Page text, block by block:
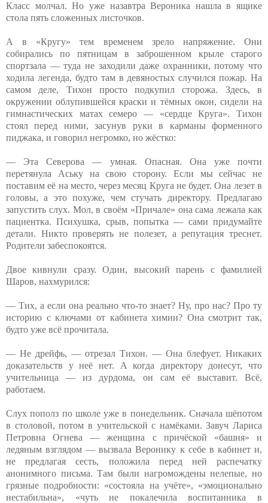
Класс молчал. Но уже назавтра Вероника нашла в ящике
стола пять сложенных листочков.
А в «Кругу» тем временем зрело напряжение. Они
собирались по пятницам в заброшенном крыле старого
спортзала — туда не заходили даже охранники, потому что
ходила легенда, будто там в девяностых случился пожар. На
самом деле, Тихон просто подкупил сторожа. Здесь, в
окружении облупившейся краски и тёмных окон, сидели на
гимнастических матах семеро — «сердце Круга». Тихон
стоял перед ними, засунув руки в карманы форменного
пиджака, и говорил негромко, но жёстко:
— Эта Северова — умная. Опасная. Она уже почти
перетянула Аську на свою сторону. Если мы сейчас не
поставим её на место, через месяц Круга не будет. Она лезет в
головы, а это похуже, чем стучать директору. Предлагаю
запустить слух. Мол, в своём «Причале» она сама лежала как
пациентка. Психушка, срыв, попытка — сами придумайте
детали. Никто проверять не полезет, а репутация треснет.
Родители забеспокоятся.
Двое кивнули сразу. Один, высокий парень с фамилией
Шаров, нахмурился:
— Тих, а если она реально что-то знает? Ну, про нас? Про ту
историю с ключами от кабинета химии? Она смотрит так,
будто уже всё прочитала.
— Не дрейфь, — отрезал Тихон. — Она блефует. Никаких
доказательств у неё нет. А когда директору донесут, что
учительница — из дурдома, он сам её выставит. Всё,
работаем.
Слух пополз по школе уже в понедельник. Сначала шёпотом
в столовой, потом в учительской с намёками. Завуч Лариса
Петровна Огнева — женщина с причёской «башня» и
ледяным взглядом — вызвала Веронику к себе в кабинет и,
не предлагая сесть, положила перед ней распечатку
анонимного письма. Там были нагромождены нелепые, но
грязные подробности: «состояла на учёте», «эмоционально
нестабильна», «чуть не покалечила воспитанника в